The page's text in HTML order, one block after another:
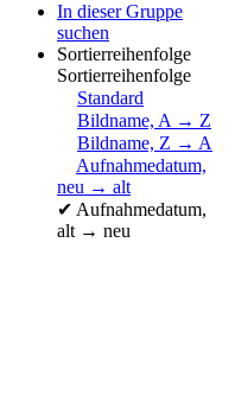
In dieser Gruppe
suchen
Sortierreihenfolge
Sortierreihenfolge
Standard
Bildname, A → Z
Bildname, Z → A
Aufnahmedatum,
neu → alt
✔ Aufnahmedatum,
alt → neu